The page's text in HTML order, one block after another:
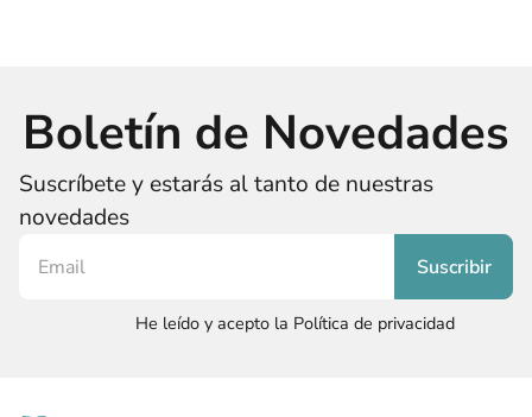
Boletín de Novedades
Suscríbete y estarás al tanto de nuestras
novedades
He leído y acepto la Política de privacidad